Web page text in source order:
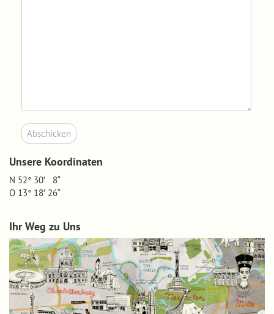
Unsere Koordinaten
N 52° 30′ 8“
O 13° 18′ 26“
Ihr Weg zu Uns